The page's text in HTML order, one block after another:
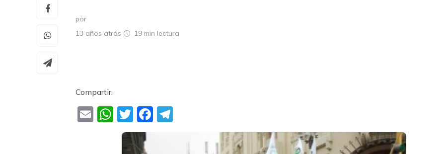
por
13 años atrás
19 min lectura
Compartir:
EmailWhatsApp
TwitterFacebook